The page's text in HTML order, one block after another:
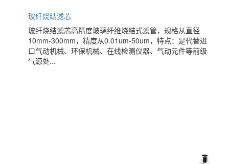
玻纤烧结滤芯
玻纤烧结滤芯高精度玻璃纤维烧结式滤管，规格从直径
10mm-300mm，精度从0.01um-50um，特点：是代替进
口气动机械、环保机械、在线检测仪器、气动元件等前级
气源处...